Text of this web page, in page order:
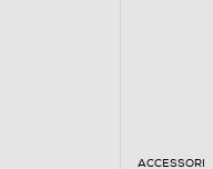
ACCESSORI